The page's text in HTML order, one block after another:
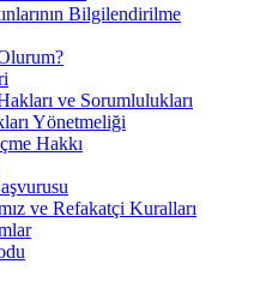
Bilgilendirilme
ve Sorumlulukları
Yönetmeliği
Hakkı
ve Refakatçi Kuralları